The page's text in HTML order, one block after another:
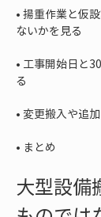
• 揚重作業と仮
• 工事開始日と
•
• まとめ
大型設備